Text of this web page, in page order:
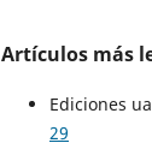
Artículos más
Ediciones
29